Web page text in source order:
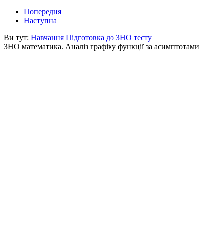
Попередня
Наступна
Ви тут: Навчання Підготовка до ЗНО тесту
ЗНО математика. Аналіз графіку функції за асимптотами